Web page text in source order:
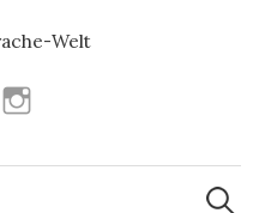
Facebook
Suchen
nach: